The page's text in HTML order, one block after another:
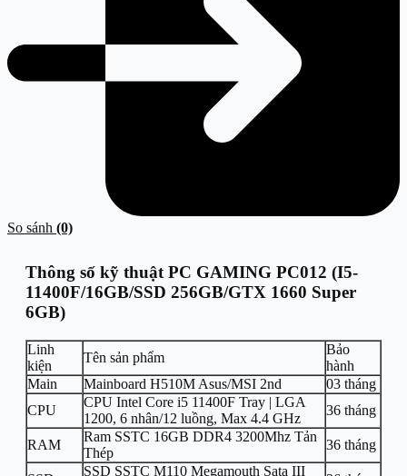
So sánh (0)
Thông số kỹ thuật PC GAMING PC012 (I5-
11400F/16GB/SSD 256GB/GTX 1660 Super
6GB)
Linh
kiện
Tên sản phẩm
Bảo
hành
Main
Mainboard H510M Asus/MSI 2nd
03 tháng
CPU
CPU Intel Core i5 11400F Tray | LGA
1200, 6 nhân/12 luồng, Max 4.4 GHz
36 tháng
RAM
Ram SSTC 16GB DDR4 3200Mhz Tản
Thép
36 tháng
SSD SSTC M110 Megamouth Sata III